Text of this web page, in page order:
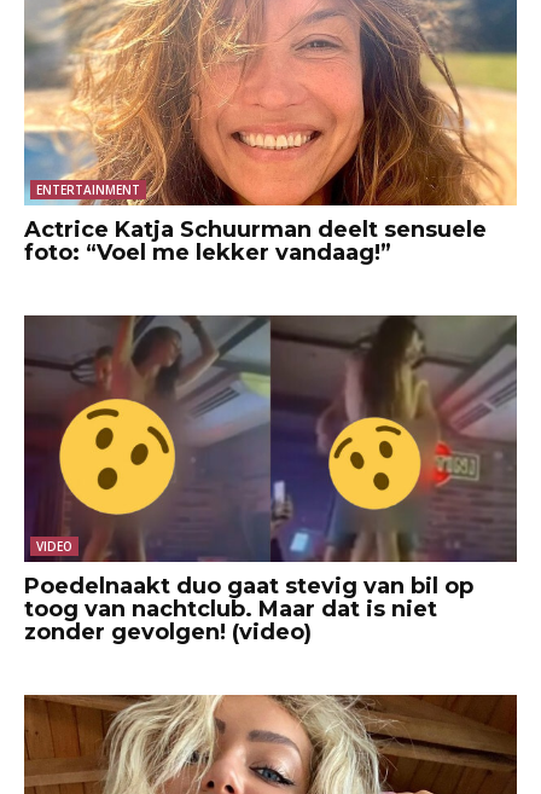
ENTERTAINMENT
Actrice Katja Schuurman deelt sensuele
foto: “Voel me lekker vandaag!”
VIDEO
Poedelnaakt duo gaat stevig van bil op
toog van nachtclub. Maar dat is niet
zonder gevolgen! (video)